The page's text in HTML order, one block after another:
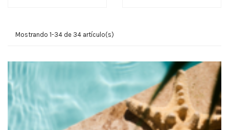
Mostrando 1-34 de 34 artículo(s)